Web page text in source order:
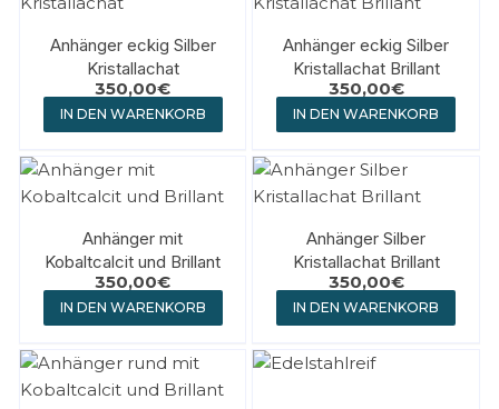
Anhänger eckig Silber
Kristallachat
350,00€
IN DEN WARENKORB
Anhänger eckig Silber
Kristallachat Brillant
350,00€
IN DEN WARENKORB
Anhänger mit
Kobaltcalcit und Brillant
350,00€
IN DEN WARENKORB
Anhänger Silber
Kristallachat Brillant
350,00€
IN DEN WARENKORB